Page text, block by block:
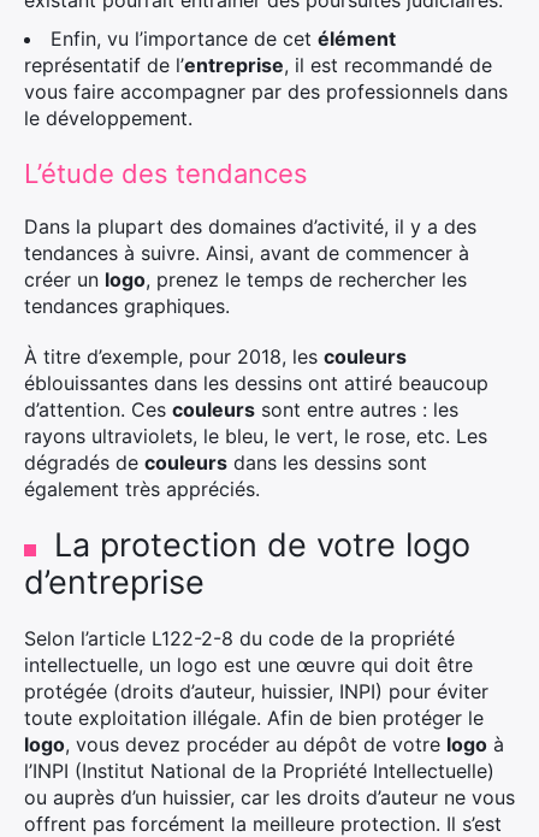
Enfin, vu l’importance de cet élément
représentatif de l’entreprise, il est recommandé de
vous faire accompagner par des professionnels dans
le développement.
L’étude des tendances
Dans la plupart des domaines d’activité, il y a des
tendances à suivre. Ainsi, avant de commencer à
créer un logo, prenez le temps de rechercher les
tendances graphiques.
À titre d’exemple, pour 2018, les couleurs
éblouissantes dans les dessins ont attiré beaucoup
d’attention. Ces couleurs sont entre autres : les
rayons ultraviolets, le bleu, le vert, le rose, etc. Les
dégradés de couleurs dans les dessins sont
également très appréciés.
La protection de votre logo
d’entreprise
Selon l’article L122-2-8 du code de la propriété
intellectuelle, un logo est une œuvre qui doit être
protégée (droits d’auteur, huissier, INPI) pour éviter
toute exploitation illégale. Afin de bien protéger le
logo, vous devez procéder au dépôt de votre logo à
l’INPI (Institut National de la Propriété Intellectuelle)
ou auprès d’un huissier, car les droits d’auteur ne vous
offrent pas forcément la meilleure protection. Il s’est
Rechercher
: